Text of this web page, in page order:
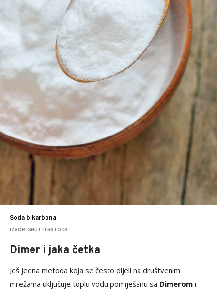
Soda bikarbona
IZVOR: SHUTTERSTOCK
Dimer i jaka četka
Još jedna metoda koja se često dijeli na društvenim
mrežama uključuje toplu vodu pomiješanu sa Dimerom i